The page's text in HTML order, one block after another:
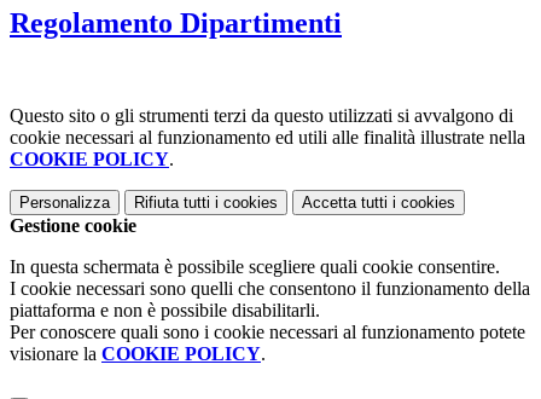
Regolamento Dipartimenti
Questo sito o gli strumenti terzi da questo utilizzati si avvalgono di
cookie necessari al funzionamento ed utili alle finalità illustrate nella
COOKIE POLICY.
Personalizza Rifiuta tutti i cookies Accetta tutti i cookies
Gestione cookie
In questa schermata è possibile scegliere quali cookie consentire.
I cookie necessari sono quelli che consentono il funzionamento della
piattaforma e non è possibile disabilitarli.
Per conoscere quali sono i cookie necessari al funzionamento potete
visionare la COOKIE POLICY.